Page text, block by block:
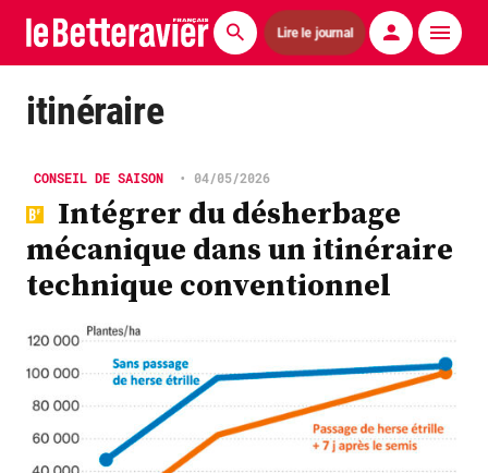
Lire le journal
Actualités
Agronomie
Matériels
La technique ITB
Pommes de terre
Guides pratiques
Chasse
itinéraire
CONSEIL DE SAISON • 04/05/2026
Intégrer du désherbage
mécanique dans un itinéraire
technique conventionnel